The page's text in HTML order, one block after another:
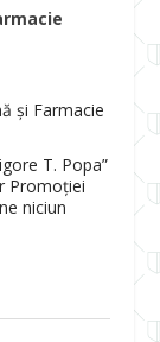
și Farmacie
T. Popa”
Promoției
niciun